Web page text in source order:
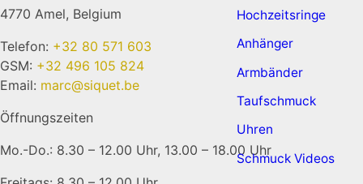
Hochzeitsringe
Anhänger
Armbänder
Taufschmuck
Uhren
Schmuck Videos
4770 Amel, Belgium
Telefon: +32 80 571 603
GSM: +32 496 105 824
Email: marc@siquet.be
Öffnungszeiten
Mo.-Do.: 8.30 – 12.00 Uhr, 13.00 – 18.00 Uhr